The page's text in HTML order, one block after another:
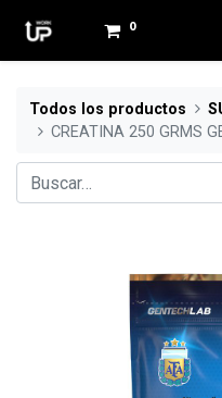
0
Todos los productos
CREATINA 250 GRMS